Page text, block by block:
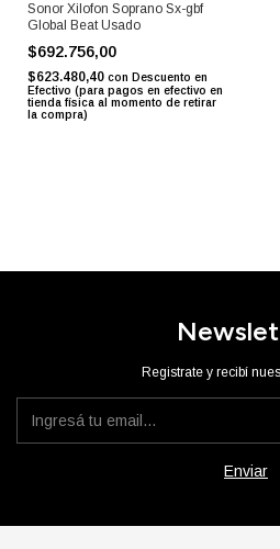
Sonor Xilofon Soprano Sx-gbf
Global Beat Usado
$692.756,00
$623.480,40 con Descuento en
Efectivo (para pagos en efectivo en
tienda física al momento de retirar
la compra)
Registrate y recibí